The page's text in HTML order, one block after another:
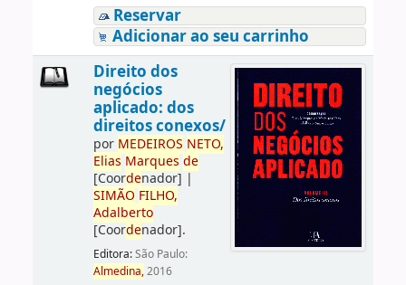
Reservar
Adicionar ao seu carrinho
Direito dos
negócios
aplicado: dos
direitos conexos/
por MEDEIROS NETO,
Elias Marques de
[Coordenador] |
SIMÃO FILHO,
Adalberto
[Coordenador].
Editora:São Paulo:
Almedina,2016